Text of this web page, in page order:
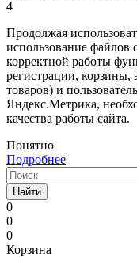
4
Продолжая
использование файлов
корректной работы
регистрации, корзины,
товаров) и
Яндекс.Метрика,
качества работы сайта.
Понятно
Подробнее
Найти
0
0
0
Корзина